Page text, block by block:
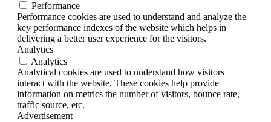
Performance
Performance cookies are used to understand and analyze the
key performance indexes of the website which helps in
delivering a better user experience for the visitors.
Analytics
Analytics
Analytical cookies are used to understand how visitors
interact with the website. These cookies help provide
information on metrics the number of visitors, bounce rate,
traffic source, etc.
Advertisement